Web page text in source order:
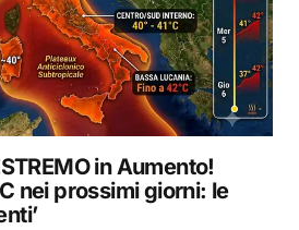
in Aumento!
nei prossimi giorni: le